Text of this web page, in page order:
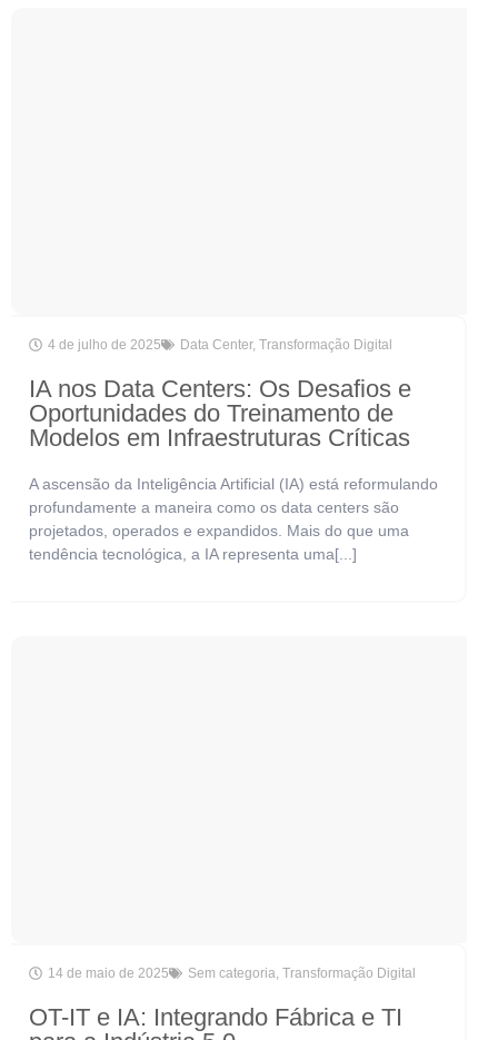
4 de julho de 2025 Data Center, Transformação Digital
IA nos Data Centers: Os Desafios e
Oportunidades do Treinamento de
Modelos em Infraestruturas Críticas
A ascensão da Inteligência Artificial (IA) está reformulando
profundamente a maneira como os data centers são
projetados, operados e expandidos. Mais do que uma
tendência tecnológica, a IA representa uma[...]
14 de maio de 2025 Sem categoria, Transformação Digital
OT-IT e IA: Integrando Fábrica e TI